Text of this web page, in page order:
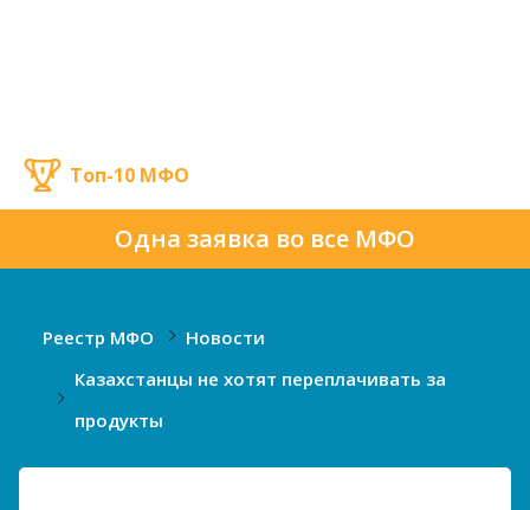
Одна заявка во все МФО
Топ-10 МФО
Реестр МФО
Новости
Казахстанцы не хотят переплачивать за
продукты